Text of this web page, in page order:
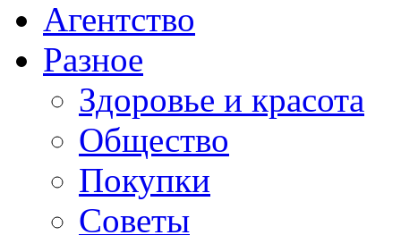
Агентство
Разное
Здоровье и красота
Общество
Покупки
Советы